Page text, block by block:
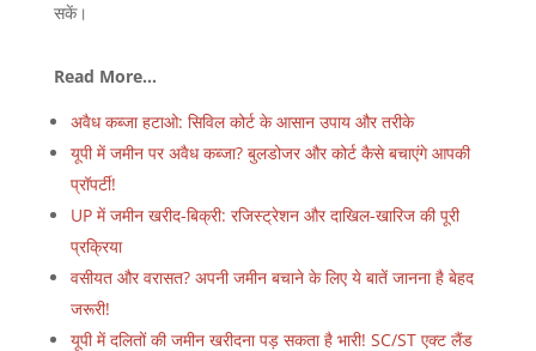
सकें।
Read More…
अवैध कब्जा हटाओ: सिविल कोर्ट के आसान उपाय और तरीके
यूपी में जमीन पर अवैध कब्जा? बुलडोजर और कोर्ट कैसे बचाएंगे आपकी
प्रॉपर्टी!
UP में जमीन खरीद-बिक्री: रजिस्ट्रेशन और दाखिल-खारिज की पूरी
प्रक्रिया
वसीयत और वरासत? अपनी जमीन बचाने के लिए ये बातें जानना है बेहद
जरूरी!
यूपी में दलितों की जमीन खरीदना पड़ सकता है भारी! SC/ST एक्ट लैंड